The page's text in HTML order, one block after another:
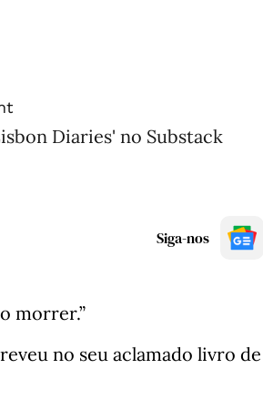
Diaries' no Substack
Siga-nos
morrer.”
no seu aclamado livro de